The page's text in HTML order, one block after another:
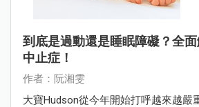
到底是過動還是睡眠障礙？全
中止症！
作者：阮湘雯
大寶Hudson從今年開始打呼越來越嚴